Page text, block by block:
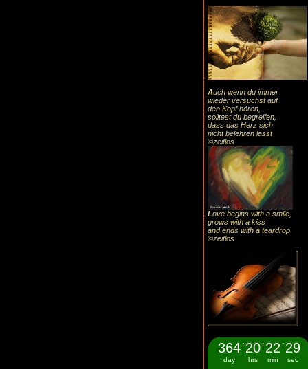
Auch wenn du immer
wieder versuchst auf
den Kopf hören,
solltest du begreifen,
dass das Herz sich
nicht belehren lässt
©zeitlos
Love begins with a smile,
grows with a kiss
and ends with a teardrop
©zeitlos
364
day
: 20
hrs
: 22
min
: 29
sec